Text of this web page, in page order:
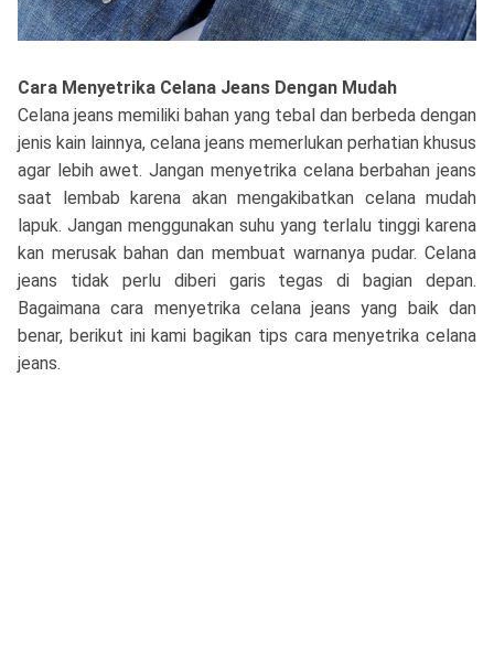
Cara Menyetrika Celana Jeans Dengan Mudah
Celana jeans memiliki bahan yang tebal dan berbeda dengan
jenis kain lainnya, celana jeans memerlukan perhatian khusus
agar lebih awet. Jangan menyetrika celana berbahan jeans
saat lembab karena akan mengakibatkan celana mudah
lapuk. Jangan menggunakan suhu yang terlalu tinggi karena
kan merusak bahan dan membuat warnanya pudar. Celana
jeans tidak perlu diberi garis tegas di bagian depan.
Bagaimana cara menyetrika celana jeans yang baik dan
benar, berikut ini kami bagikan tips cara menyetrika celana
jeans.